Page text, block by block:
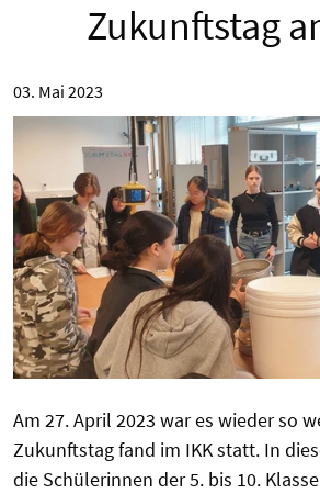
Zukunftstag
03. Mai 2023
Am 27. April 2023 war es wieder so
Zukunftstag fand im IKK statt. In
die Schülerinnen der 5. bis 10.